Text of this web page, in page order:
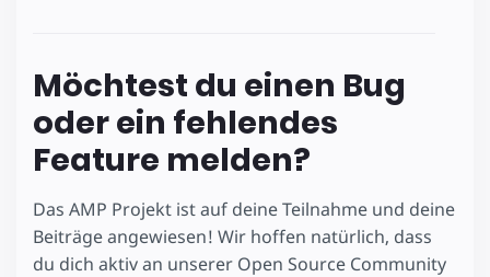
Möchtest du einen Bug
oder ein fehlendes
Feature melden?
Das AMP Projekt ist auf deine Teilnahme und deine
Beiträge angewiesen! Wir hoffen natürlich, dass
du dich aktiv an unserer Open Source Community